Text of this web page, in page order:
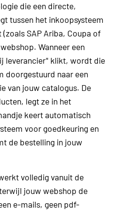
die een directe,
tussen het inkoopsysteem
SAP Ariba, Coupa of
Wanneer een
leverancier" klikt, wordt die
doorgestuurd naar een
van jouw catalogus. De
legt ze in het
keert automatisch
voor goedkeuring en
de bestelling in jouw
volledig vanuit de
jouw webshop de
e-mails, geen pdf-